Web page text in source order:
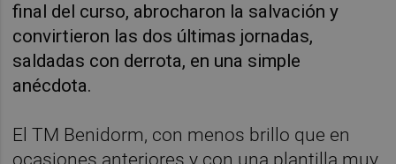
final del curso, abrocharon la salvación y
convirtieron las dos últimas jornadas,
saldadas con derrota, en una simple
anécdota.
El TM Benidorm, con menos brillo que en